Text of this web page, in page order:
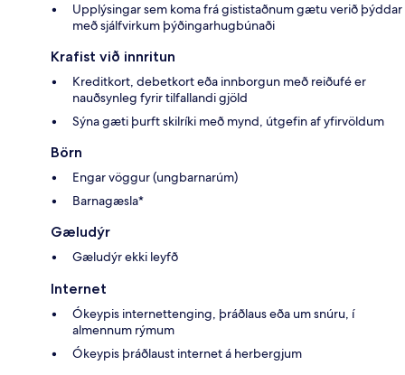
Upplýsingar sem koma frá gististaðnum gætu verið þýddar
með sjálfvirkum þýðingarhugbúnaði
Krafist við innritun
Kreditkort, debetkort eða innborgun með reiðufé er
nauðsynleg fyrir tilfallandi gjöld
Sýna gæti þurft skilríki með mynd, útgefin af yfirvöldum
Börn
Engar vöggur (ungbarnarúm)
Barnagæsla*
Gæludýr
Gæludýr ekki leyfð
Internet
Ókeypis internettenging, þráðlaus eða um snúru, í
almennum rýmum
Ókeypis þráðlaust internet á herbergjum